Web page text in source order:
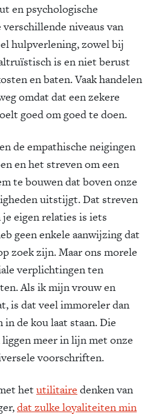
en psychologische
niveaus van
hulpverlening, zowel bij
is en niet berust
en baten. Vaak handelen
omdat dat een zekere
goed om goed te doen.
de empathische neigingen
en het streven om een
te bouwen dat boven onze
uitstijgt. Dat streven
eigen relaties is iets
geen enkele aanwijzing dat
zoek zijn. Maar ons morele
verplichtingen ten
Als ik mijn vrouw en
is dat veel immoreler dan
de kou laat staan. Die
meer in lijn met onze
voorschriften.
het utilitaire denken van
dat zulke loyaliteiten min